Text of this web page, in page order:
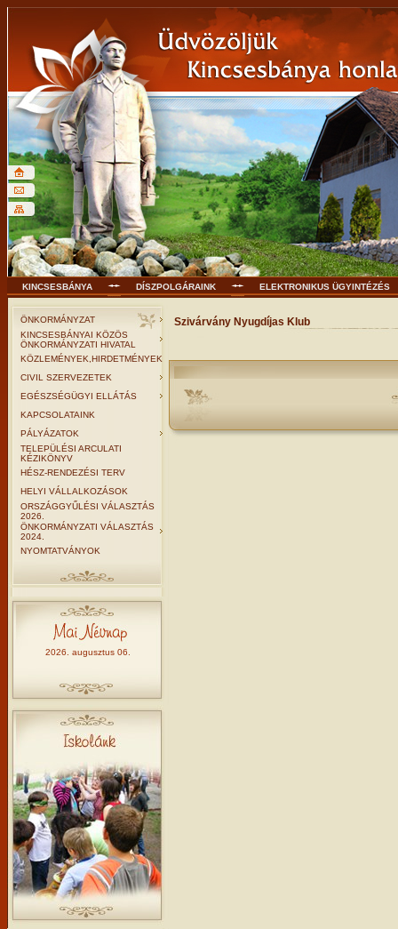
KINCSESBÁNYA DÍSZPOLGÁRAINK ELEKTRONIKUS ÜGYINTÉZÉS
ÖNKORMÁNYZAT
KINCSESBÁNYAI KÖZÖS
ÖNKORMÁNYZATI HIVATAL
KÖZLEMÉNYEK,HIRDETMÉNYEK
CIVIL SZERVEZETEK
EGÉSZSÉGÜGYI ELLÁTÁS
KAPCSOLATAINK
PÁLYÁZATOK
TELEPÜLÉSI ARCULATI
KÉZIKÖNYV
HÉSZ-RENDEZÉSI TERV
HELYI VÁLLALKOZÁSOK
ORSZÁGGYŰLÉSI VÁLASZTÁS
2026.
ÖNKORMÁNYZATI VÁLASZTÁS
2024.
NYOMTATVÁNYOK
2026. augusztus 06.
Szivárvány Nyugdíjas Klub